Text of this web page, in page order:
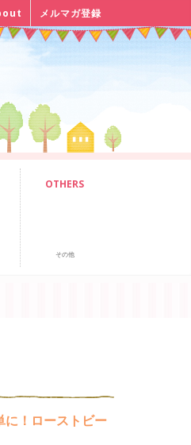
メルマガ登録
OTHERS
その他
に！ローストビー